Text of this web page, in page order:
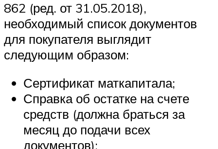
862 (ред. от 31.05.2018),
необходимый список документов
для покупателя выглядит
следующим образом:
Сертификат маткапитала;
Справка об остатке на счете
средств (должна браться за
месяц до подачи всех
документов);